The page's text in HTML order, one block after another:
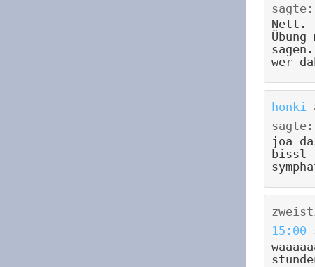
sagte:
Nett.
wer
honki
sagte:
joa
bissl
15:00